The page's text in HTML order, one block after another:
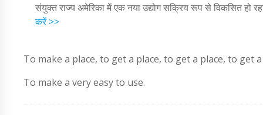
संयुक्त राज्य अमेरिका में एक नया उद्योग सक्रिय रूप से विकसित हो
करें >>
To make a place, to get a place, to get a place, to get
To make a very easy to use.